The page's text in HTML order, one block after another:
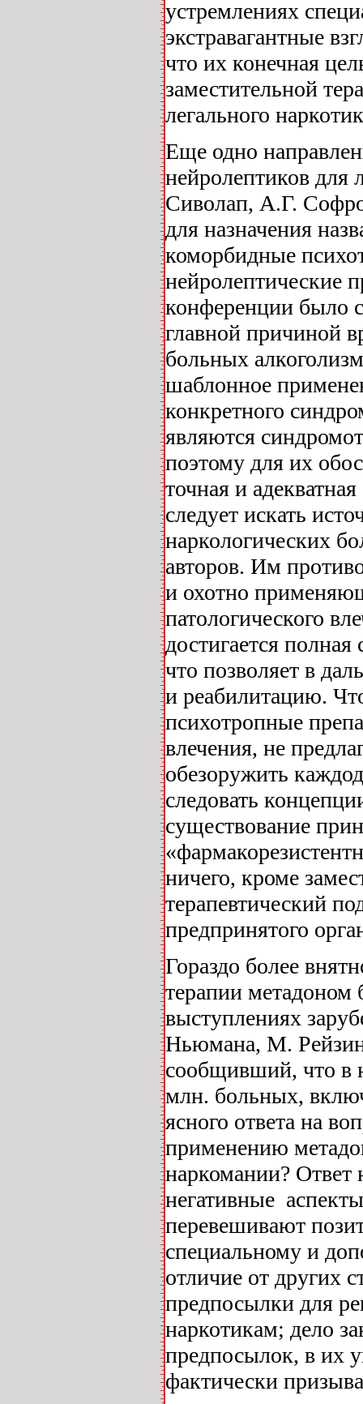
устремлениях
экстравагантные
что их конечная
заместительной
легального
Еще одно
нейролептиков
Сиволап, А.Г.
для назначения
коморбидные
нейролептические
конференции было
главной причиной
больных
шаблонное
конкретного
являются
поэтому для их
точная и
следует искать
наркологических
авторов. Им
и охотно
патологического
достигается
что позволяет в
и реабилитацию.
психотропные
влечения, не
обезоружить
следовать
существование
ничего, кроме
терапевтический
предпринятого
Гораздо более
терапии метадоном
выступлениях
Ньюмана, М.
сообщивший, что в
млн. больных,
ясного ответа на
применению
наркомании? Ответ
негативные
перевешивают
специальному и
отличие от других
предпосылки для
наркотикам; дело
предпосылок, в их
фактически